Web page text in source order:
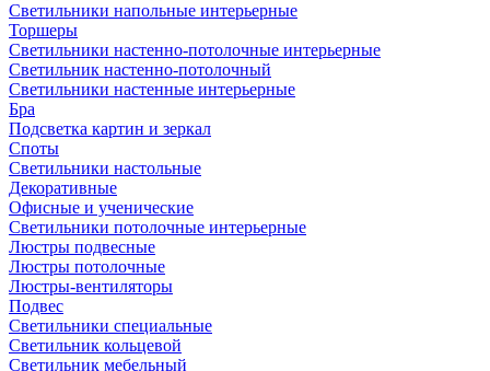
Светильники напольные интерьерные
Торшеры
Светильники настенно-потолочные интерьерные
Светильник настенно-потолочный
Светильники настенные интерьерные
Бра
Подсветка картин и зеркал
Споты
Светильники настольные
Декоративные
Офисные и ученические
Светильники потолочные интерьерные
Люстры подвесные
Люстры потолочные
Люстры-вентиляторы
Подвес
Светильники специальные
Светильник кольцевой
Светильник мебельный